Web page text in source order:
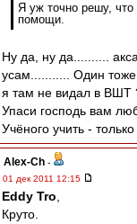
Я уж точно решу,
помощи.
Ну да, ну да..........
усам........... Один тоже
я там не видал в ВШТ
Упаси господь вам
Учёного учить -
Alex-Ch -
01 дек 2011 12:15
Eddy Tro
Круто.